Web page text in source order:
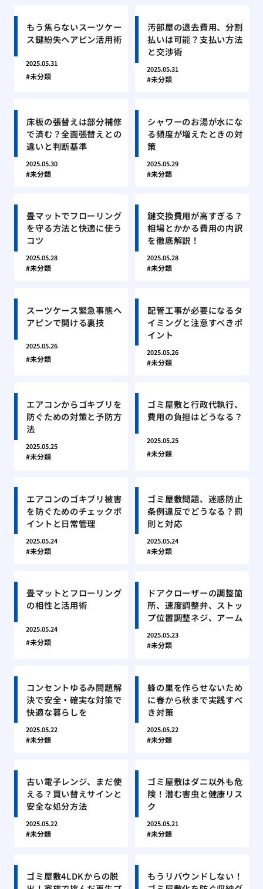
もう焦らないスーツケー
ス鍵紛失ヘアピン活用術
2025.05.31
未分類
汚部屋の退去費用、分割
払いは可能？支払い方法
と交渉術
2025.05.31
未分類
床板の張替えは部分補修
で済む？全面張替えとの
違いと判断基準
2025.05.30
未分類
シャワーのお湯が水にな
る頻度が増えたときの対
策
2025.05.29
未分類
畳マットでフローリング
を守る方法と快適に使う
コツ
2025.05.28
未分類
鍵交換費用が高すぎる？
相場とかかる費用の内訳
を徹底解説！
2025.05.28
未分類
スーツケース緊急事態ヘ
アピンで開ける裏技
2025.05.26
未分類
配管工事が必要になるタ
イミングと注意すべきポ
イント
2025.05.26
未分類
エアコンからゴキブリを
防ぐための対策と予防方
法
2025.05.25
未分類
ゴミ屋敷と行政代執行、
費用の負担はどうなる？
2025.05.25
未分類
エアコンのゴキブリ被害
を防ぐためのチェックポ
イントと日常管理
2025.05.24
未分類
ゴミ屋敷問題、迷惑防止
条例違反でどうなる？罰
則と対応
2025.05.24
未分類
畳マットとフローリング
の相性と活用術
2025.05.24
未分類
ドアクローザーの調整箇
所、速度調整弁、ストッ
プ位置調整ネジ、アーム
2025.05.23
未分類
コンセントゆるみ問題解
決で安全・確実な対策で
快適な暮らしを
2025.05.22
未分類
蜂の巣を作らせないため
に春から秋まで実践すべ
き対策
2025.05.22
未分類
古い電子レンジ、まだ使
える？買い替えサインと
安全な処分方法
2025.05.22
未分類
ゴミ屋敷はダニ以外も危
険！潜む害虫と健康リス
ク
2025.05.21
未分類
ゴミ屋敷4LDKからの脱
もうリバウンドしない！